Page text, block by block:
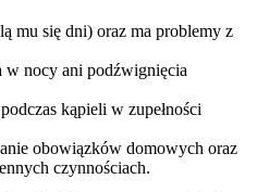
mu się dni) oraz ma problemy z
w nocy ani podźwignięcia
kąpieli w zupełności
obowiązków domowych oraz
czynnościach.